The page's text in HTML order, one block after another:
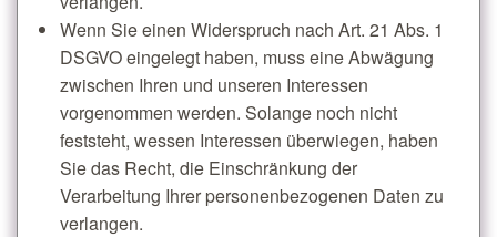
Wenn Sie einen Widerspruch nach Art. 21 Abs. 1
DSGVO eingelegt haben, muss eine Abwägung
zwischen Ihren und unseren Interessen
vorgenommen werden. Solange noch nicht
feststeht, wessen Interessen überwiegen, haben
Sie das Recht, die Einschränkung der
Verarbeitung Ihrer personenbezogenen Daten zu
verlangen.